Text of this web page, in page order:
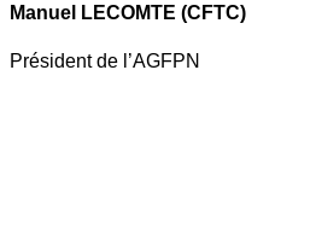
Manuel LECOMTE (CFTC)
Président de l’AGFPN